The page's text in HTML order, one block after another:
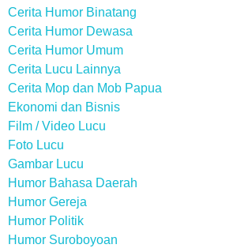
Cerita Humor Binatang
Cerita Humor Dewasa
Cerita Humor Umum
Cerita Lucu Lainnya
Cerita Mop dan Mob Papua
Ekonomi dan Bisnis
Film / Video Lucu
Foto Lucu
Gambar Lucu
Humor Bahasa Daerah
Humor Gereja
Humor Politik
Humor Suroboyoan